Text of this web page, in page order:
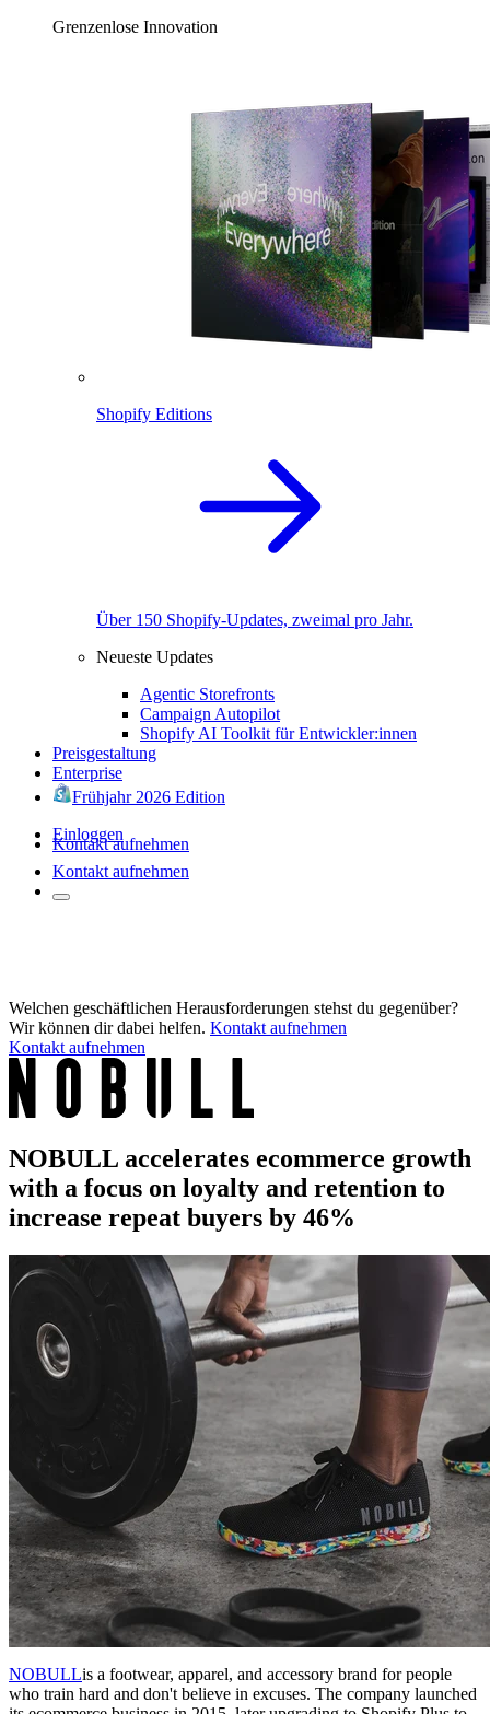
Grenzenlose Innovation
Shopify Editions
Über 150 Shopify-Updates, zweimal pro Jahr.
Neueste Updates
Agentic Storefronts
Campaign Autopilot
Shopify AI Toolkit für Entwickler:innen
Preisgestaltung
Enterprise
Frühjahr 2026 Edition
Einloggen
Kontakt aufnehmen
Kontakt aufnehmen
Welchen geschäftlichen Herausforderungen stehst du gegenüber?
Wir können dir dabei helfen. Kontakt aufnehmen
Kontakt aufnehmen
NOBULL accelerates ecommerce growth
with a focus on loyalty and retention to
increase repeat buyers by 46%
NOBULLis a footwear, apparel, and accessory brand for people
who train hard and don't believe in excuses. The company launched